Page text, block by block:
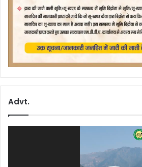
Advt.